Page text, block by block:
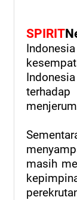
SPIRIT
masih